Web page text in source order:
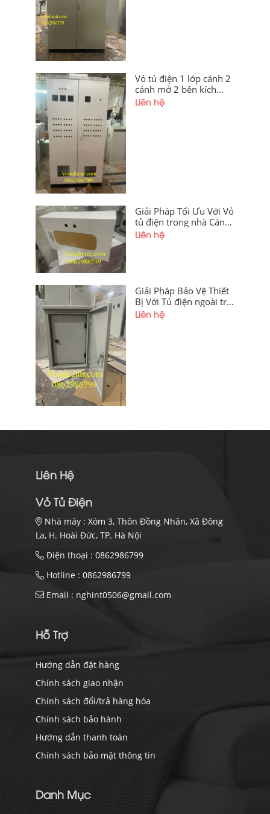
Vỏ tủ điện 1 lớp cánh 2
cánh mở 2 bên kích
thước
1600x1200x350x1,5mm
Liên hệ
Giải Pháp Tối Ưu Với Vỏ
tủ điện trong nhà Cánh
Ngoài Mica
250x400x200x1mm
Liên hệ
Giải Pháp Bảo Vệ Thiết
Bị Với Tủ điện ngoài trời
2 lớp cánh
500x300x200x1.2mm
Liên hệ
Liên Hệ
Vỏ Tủ Điện
Nhà máy : Xóm 3, Thôn Đồng Nhân, Xã Đông
La, H. Hoài Đức, TP. Hà Nội
Điện thoại : 0862986799
Hotline : 0862986799
Email : nghint0506@gmail.com
Hỗ Trợ
Hướng dẫn đặt hàng
Chính sách giao nhận
Chính sách đổi/trả hàng hóa
Chính sách bảo hành
Hướng dẫn thanh toán
Chính sách bảo mật thông tin
Danh Mục